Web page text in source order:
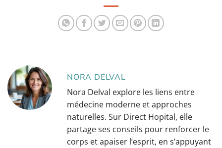
NORA DELVAL
Nora Delval explore les liens entre
médecine moderne et approches
naturelles. Sur Direct Hopital, elle
partage ses conseils pour renforcer le
corps et apaiser l’esprit, en s’appuyant